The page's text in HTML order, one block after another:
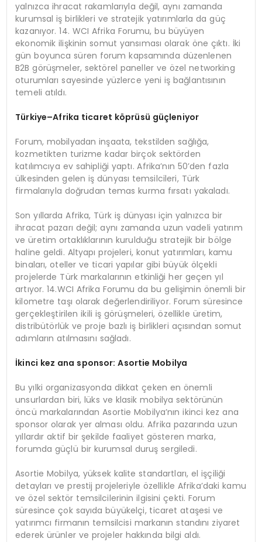
yalnızca ihracat rakamlarıyla değil, aynı zamanda
kurumsal iş birlikleri ve stratejik yatırımlarla da güç
kazanıyor. 14. WCI Afrika Forumu, bu büyüyen
ekonomik ilişkinin somut yansıması olarak öne çıktı. İki
gün boyunca süren forum kapsamında düzenlenen
B2B görüşmeler, sektörel paneller ve özel networking
oturumları sayesinde yüzlerce yeni iş bağlantısının
temeli atıldı.
Türkiye–Afrika ticaret köprüsü güçleniyor
Forum, mobilyadan inşaata, tekstilden sağlığa,
kozmetikten turizme kadar birçok sektörden
katılımcıya ev sahipliği yaptı. Afrika’nın 50’den fazla
ülkesinden gelen iş dünyası temsilcileri, Türk
firmalarıyla doğrudan temas kurma fırsatı yakaladı.
Son yıllarda Afrika, Türk iş dünyası için yalnızca bir
ihracat pazarı değil; aynı zamanda uzun vadeli yatırım
ve üretim ortaklıklarının kurulduğu stratejik bir bölge
haline geldi. Altyapı projeleri, konut yatırımları, kamu
binaları, oteller ve ticari yapılar gibi büyük ölçekli
projelerde Türk markalarının etkinliği her geçen yıl
artıyor. 14.WCI Afrika Forumu da bu gelişimin önemli bir
kilometre taşı olarak değerlendiriliyor. Forum süresince
gerçekleştirilen ikili iş görüşmeleri, özellikle üretim,
distribütörlük ve proje bazlı iş birlikleri açısından somut
adımların atılmasını sağladı.
İkinci kez ana sponsor: Asortie Mobilya
Bu yılki organizasyonda dikkat çeken en önemli
unsurlardan biri, lüks ve klasik mobilya sektörünün
öncü markalarından Asortie Mobilya’nın ikinci kez ana
sponsor olarak yer alması oldu. Afrika pazarında uzun
yıllardır aktif bir şekilde faaliyet gösteren marka,
forumda güçlü bir kurumsal duruş sergiledi.
Asortie Mobilya, yüksek kalite standartları, el işçiliği
detayları ve prestij projeleriyle özellikle Afrika’daki kamu
ve özel sektör temsilcilerinin ilgisini çekti. Forum
süresince çok sayıda büyükelçi, ticaret ataşesi ve
yatırımcı firmanın temsilcisi markanın standını ziyaret
ederek ürünler ve projeler hakkında bilgi aldı.